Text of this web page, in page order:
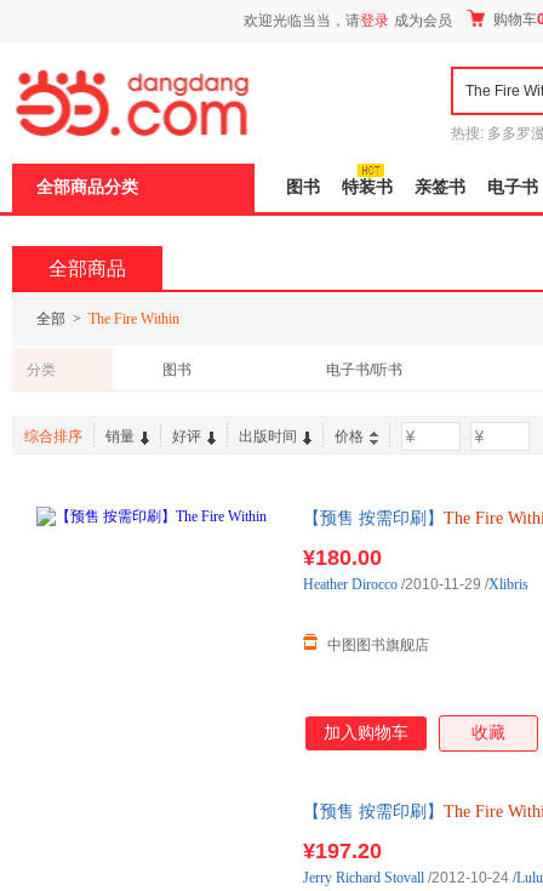
欢迎光临当当，请登录 成为会员 购物车
热搜: 多多罗
全部商品分类 图书 特装书 亲签书 电子书
全部商品
全部 > The Fire Within
分类 图书 电子书/听书
综合排序 销量 好评 出版时间 价格 -
【预售 按需印刷】 The Fire
¥180.00
中图图书旗舰店
Heather Dirocco /2010-11-29 /Xlibris
加入购物车 收藏
【预售 按需印刷】 The Fire
¥197.20
Jerry Richard Stovall /2012-10-24 /
页
加